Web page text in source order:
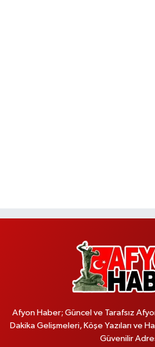
Afyon Haber; Güncel ve Tarafsız
Dakika Gelişmeleri, Köşe Yazıları ve
Güvenilir